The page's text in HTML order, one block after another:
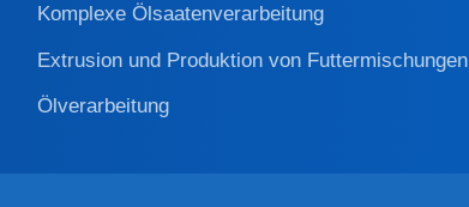
Komplexe Ölsaatenverarbeitung
Extrusion und Produktion von Futtermischungen
Ölverarbeitung